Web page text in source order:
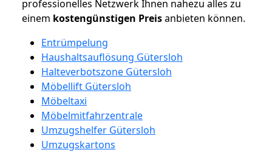
professionelles Netzwerk Ihnen nahezu alles zu
einem kostengünstigen Preisanbieten können.
Entrümpelung
Haushaltsauflösung Gütersloh
Halteverbotszone Gütersloh
Möbellift Gütersloh
Möbeltaxi
Möbelmitfahrzentrale
Umzugshelfer Gütersloh
Umzugskartons